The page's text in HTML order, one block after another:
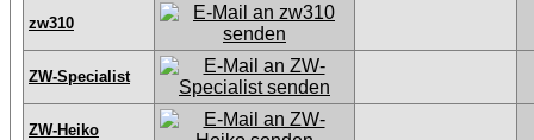
zw310
ZW-Specialist
ZW-Heiko